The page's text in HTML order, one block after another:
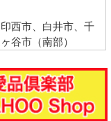
西市、白井市、千
谷市（南部）